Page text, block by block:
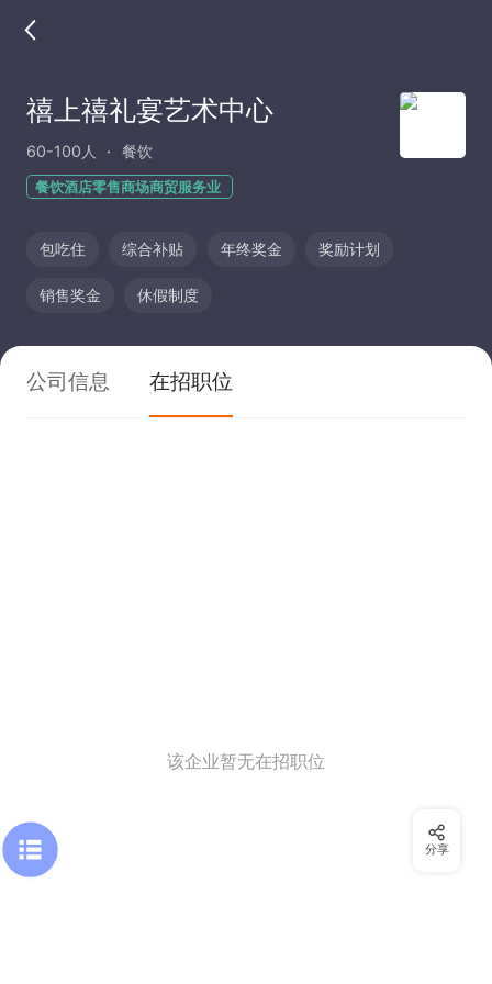
禧上禧礼宴艺术中心
60-100人 餐饮
餐饮酒店零售商场商贸服务业
包吃住 综合补贴 年终奖金 奖励计划
销售奖金 休假制度
公司信息 在招职位
该企业暂无在招职位
分享